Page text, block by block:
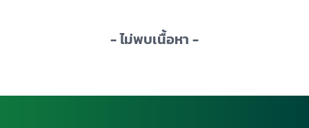
- ไม่พบเนื้อหา -